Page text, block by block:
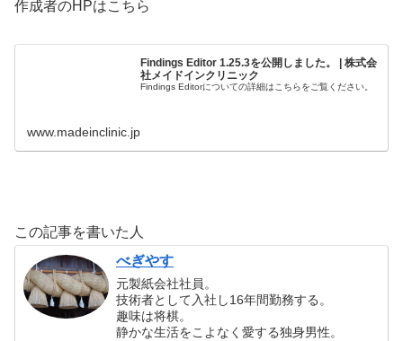
作成者のHPはこちら
Findings Editor 1.25.3を公開しました。 | 株式会
社メイドインクリニック
Findings Editorについての詳細はこちらをご覧ください。
www.madeinclinic.jp
この記事を書いた人
べぎやす
元製紙会社社員。
技術者として入社し16年間勤務する。
趣味は将棋。
静かな生活をこよなく愛する独身男性。